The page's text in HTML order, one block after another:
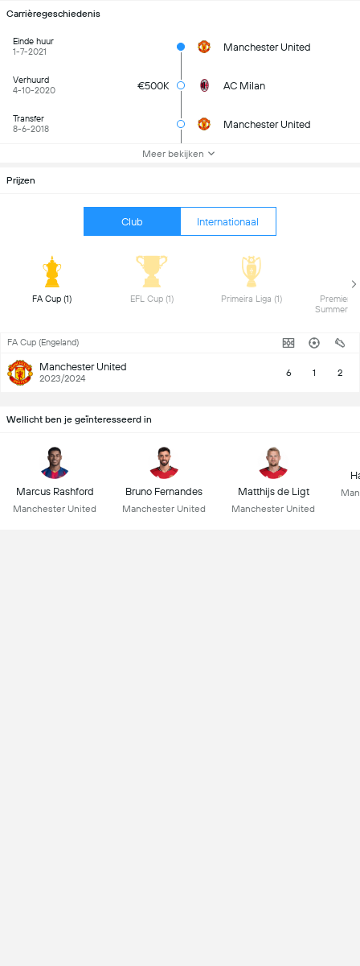
Carrièregeschiedenis
Einde huur
1-7-2021
Manchester United
Verhuurd
4-10-2020
€500K AC Milan
Transfer
8-6-2018
Manchester United
Meer bekijken
Prijzen
Club Internationaal
EFL Cup (1) Primeira Liga (1) Premier
FA Cup (Engeland)
Manchester United
2023/2024 6 1 2
Wellicht ben je geïnteresseerd in
Marcus Rashford
Manchester United
Bruno Fernandes
Manchester United
Matthijs de Ligt
Manchester United